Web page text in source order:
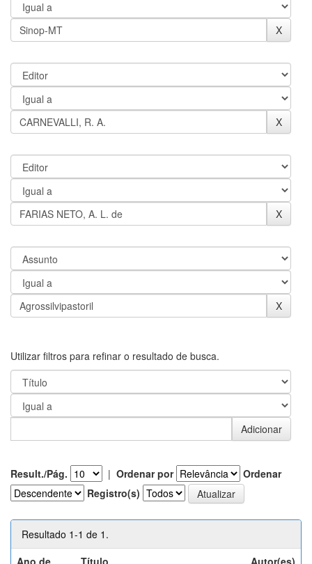
Utilizar filtros para refinar o resultado de busca.
Result./Pág. | Ordenar por
Ordenar
Registro(s)
Resultado 1-1 de 1.
Ano de
Título Autor(es)